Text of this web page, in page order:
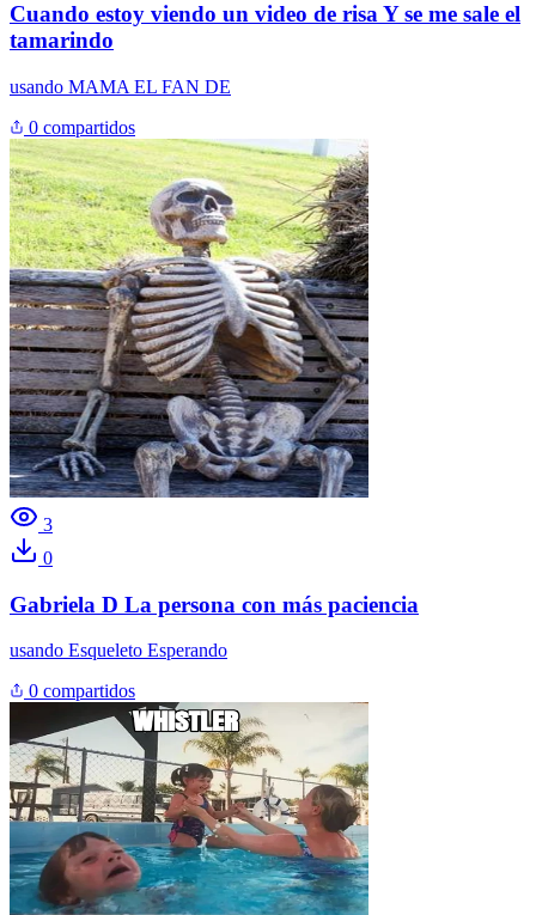
Cuando estoy viendo un video de risa Y se me sale el
tamarindo
usando MAMA EL FAN DE
0 compartidos
3
0
Gabriela D La persona con más paciencia
usando Esqueleto Esperando
0 compartidos